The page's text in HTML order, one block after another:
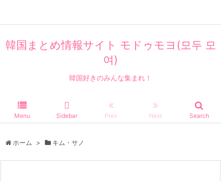
韓国まとめ情報サイト モドゥモヨ(모두 모
여)
韓国好きのみんな集まれ！
Menu Sidebar Prev Next Search
ホーム > キム・サノ